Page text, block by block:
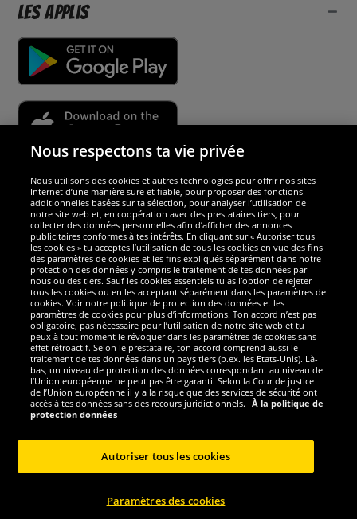
Les applis
Sécurité
Nous sommes excellents
Réseaux sociaux
Tous droits réservés
Nous respectons ta vie privée
Nous utilisons des cookies et autres technologies pour offrir nos sites
Internet d’une manière sure et fiable, pour proposer des fonctions
additionnelles basées sur ta sélection, pour analyser l’utilisation de
notre site web et, en coopération avec des prestataires tiers, pour
collecter des données personnelles afin d’afficher des annonces
publicitaires conformes à tes intérêts. En cliquant sur « Autoriser tous
les cookies » tu acceptes l’utilisation de tous les cookies en vue des fins
des paramètres de cookies et les fins expliqués séparément dans notre
protection des données y compris le traitement de tes données par
nous ou des tiers. Sauf les cookies essentiels tu as l’option de rejeter
tous les cookies ou en les acceptant séparément dans les paramètres de
cookies. Voir notre politique de protection des données et les
paramètres de cookies pour plus d’informations. Ton accord n’est pas
obligatoire, pas nécessaire pour l’utilisation de notre site web et tu
peux à tout moment le révoquer dans les paramètres de cookies sans
effet rétroactif. Selon le prestataire, ton accord comprend aussi le
traitement de tes données dans un pays tiers (p.ex. les Etats-Unis). Là-
bas, un niveau de protection des données correspondant au niveau de
l’Union européenne ne peut pas être garanti. Selon la Cour de justice
de l’Union européenne il y a la risque que des services de sécurité ont
accès à tes données sans des recours juridictionnels. À la politique de
protection données
Paramètres des cookies
Autoriser tous les cookies